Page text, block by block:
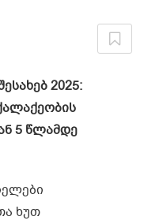
2025:
5 წლამდე
ხუთ